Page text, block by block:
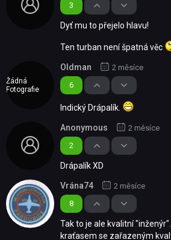
3
Dyť mu to přejelo hlavu!
Ten turban není špatná věc
Žádná
Fotografie
6
Oldman 2 měsíce
Indický Drápalík.
2
Anonymous 2 měsíce
Drápalík XD
8
Vrána74 2 měsíce
Tak to je ale kvalitní
kraťasem se zařazeným